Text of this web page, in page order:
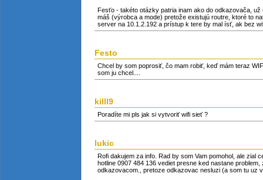
Fesťo - takéto otázky patria inam ako do odkazovača,
máš (výrobca a mode) pretože existujú routre, ktoré to
server na 10.1.2.192 a prístup k tere by mal ísť, ak bez
Festo
Chcel by som poprosiť, čo mam robiť, keď mám teraz
som ju chcel....
killl9
Poradíte mi pls jak si vytvoriť wifi sieť ?
lukic
Rofi dakujem za info. Rad by som Vam pomohol, ale zial
hotline 0907 484 136 vediet presne ked nastane
odkazovacom., pretoze odkazovac nesluzi (a som tu uz